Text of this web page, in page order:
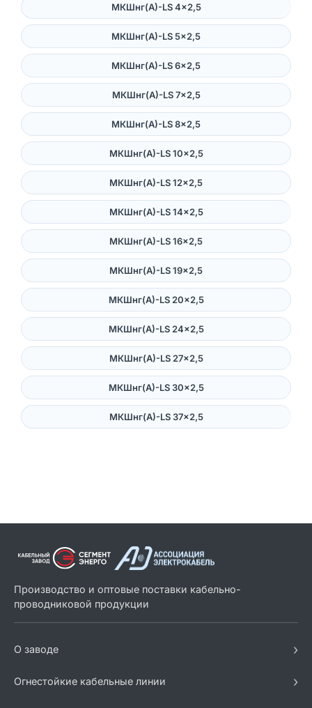
МКШнг(А)-LS 4×2,5
МКШнг(А)-LS 5×2,5
МКШнг(А)-LS 6×2,5
МКШнг(А)-LS 7×2,5
МКШнг(А)-LS 8×2,5
МКШнг(А)-LS 10×2,5
МКШнг(А)-LS 12×2,5
МКШнг(А)-LS 14×2,5
МКШнг(А)-LS 16×2,5
МКШнг(А)-LS 19×2,5
МКШнг(А)-LS 20×2,5
МКШнг(А)-LS 24×2,5
МКШнг(А)-LS 27×2,5
МКШнг(А)-LS 30×2,5
МКШнг(А)-LS 37×2,5
Производство и оптовые поставки кабельно-
проводниковой продукции
О заводе ›
Огнестойкие кабельные линии ›